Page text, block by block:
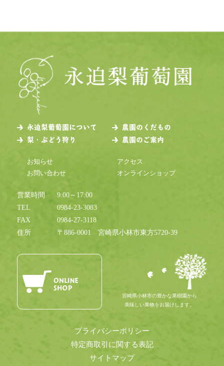
永迫梨葡萄園について
農園のくだもの
梨・ぶどう狩り
農園のご案内
お知らせ
アクセス
お問い合わせ
オンラインショップ
営業時間
9:00～17:00
TEL
0984-23-3083
FAX
0984-27-3118
住所
〒886-0001 宮崎県小林市東方5720-39
宮崎県小林市の豊かな果樹園から
美味しい果物をお届けします。
プライバシーポリシー
特定商取引に関する表記
サイトマップ